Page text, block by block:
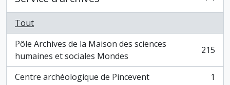
Tout
Pôle Archives de la Maison des sciences
humaines et sociales Mondes
, 215 résultats 215
Centre archéologique de Pincevent
, 1 résultats 1